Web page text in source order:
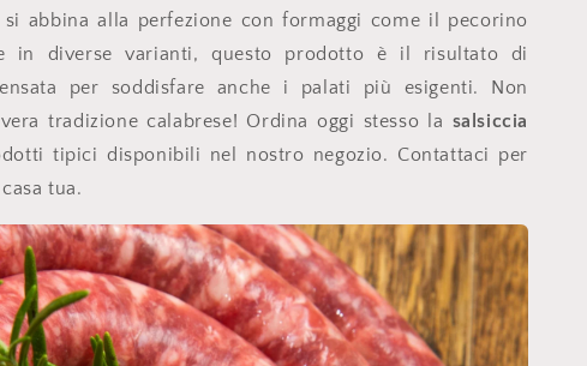
abbina alla perfezione con formaggi come il pecorino
in diverse varianti, questo prodotto è il risultato di
per soddisfare anche i palati più esigenti. Non
tradizione calabrese! Ordina oggi stesso la salsiccia
tipici disponibili nel nostro negozio. Contattaci per
tua.